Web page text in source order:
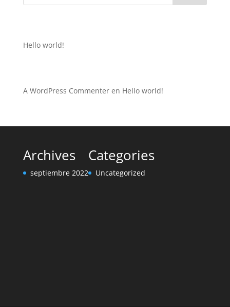
Hello world!
A WordPress Commenteren Hello world!
Archives
septiembre 2022
Categories
Uncategorized